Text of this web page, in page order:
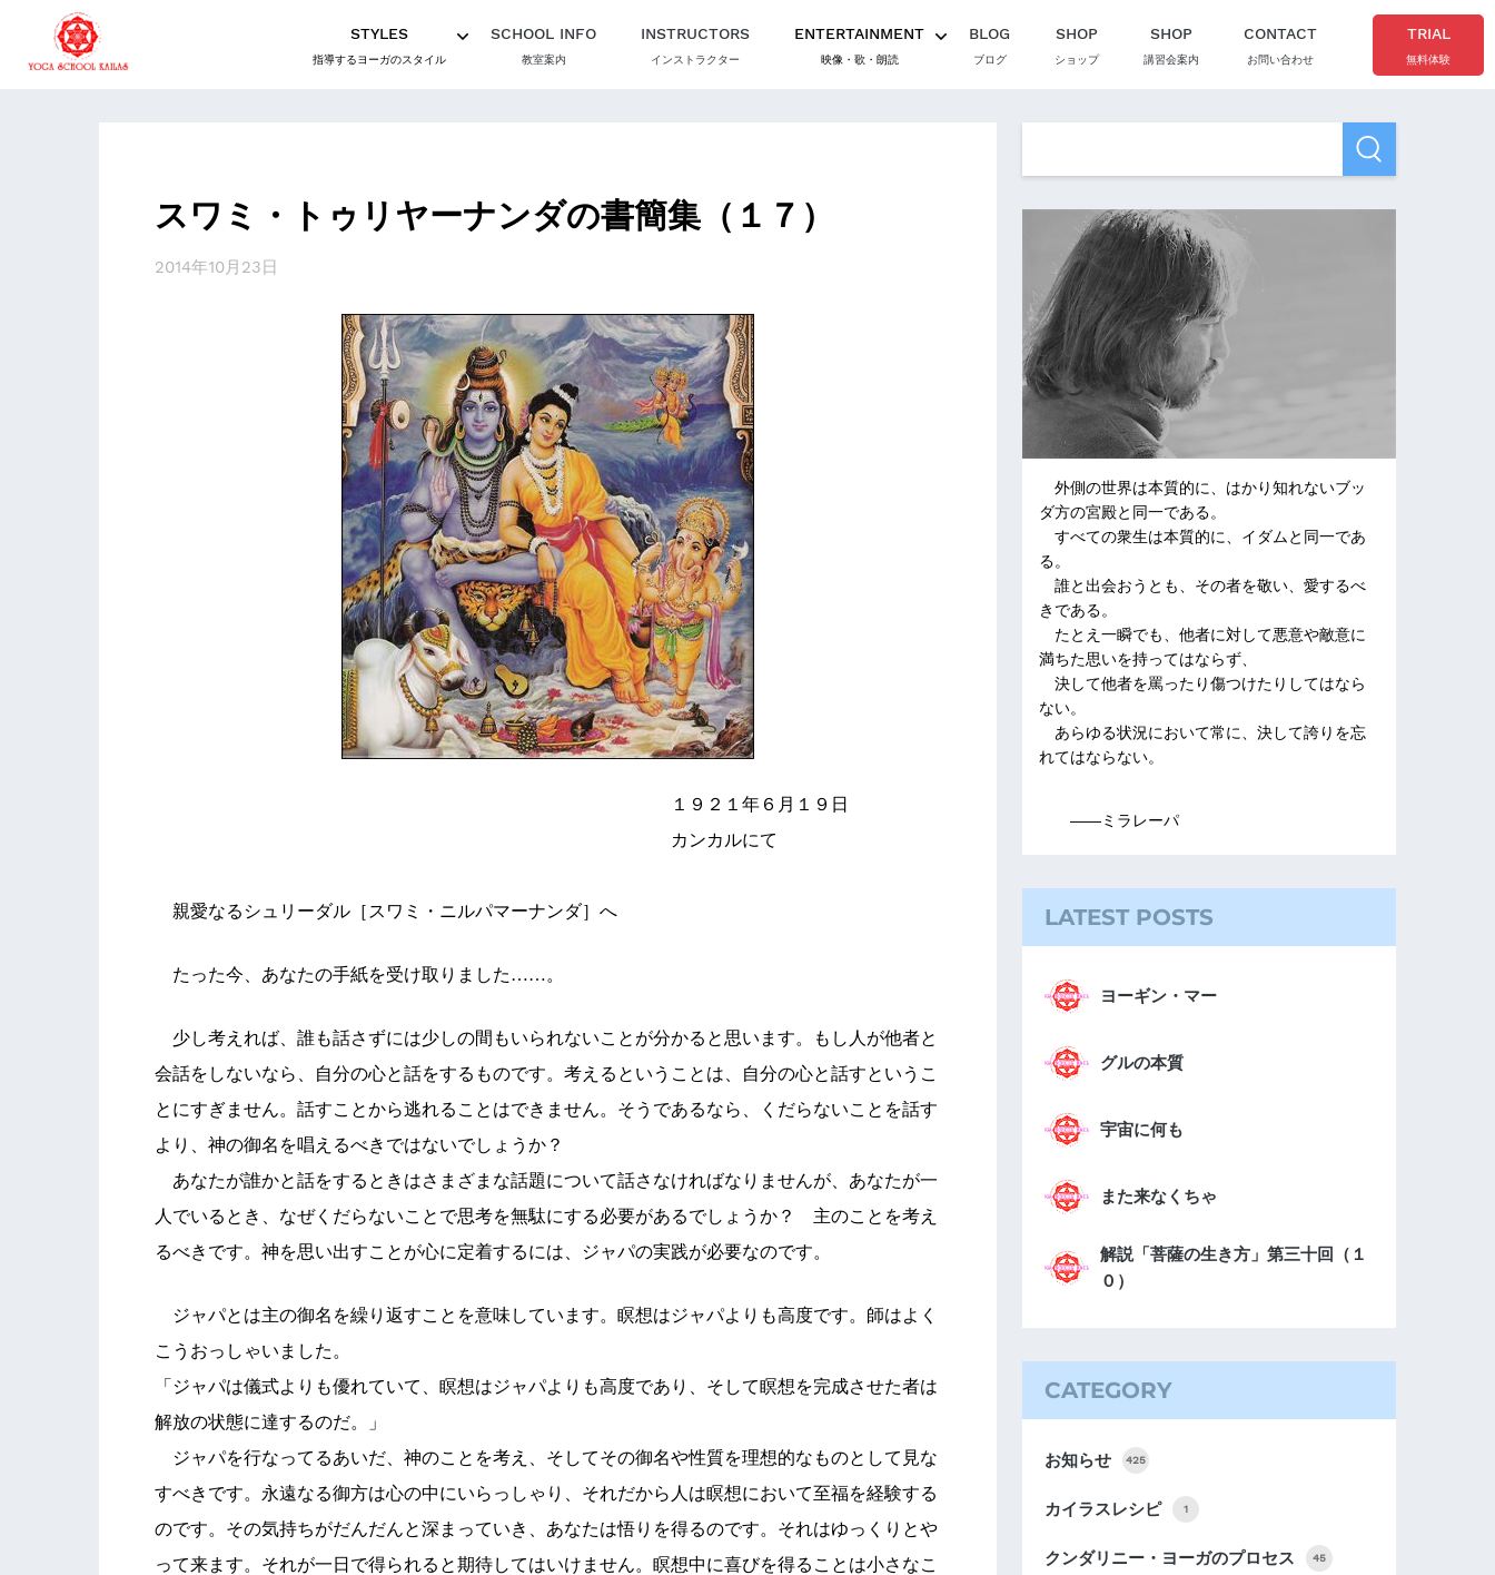
STYLES
指導するヨーガのスタイル
SCHOOL INFO
教室案内
INSTRUCTORS
インストラクター
ENTERTAINMENT
映像・歌・朗読
BLOG
ブログ
SHOP
ショップ
SHOP
講習会案内
CONTACT
お問い合わせ
TRIAL
無料体験
スワミ・トゥリヤーナンダの書簡集（１７）
2014年10月23日
１９２１年６月１９日
カンカルにて
親愛なるシュリーダル［スワミ・ニルパマーナンダ］へ
たった今、あなたの手紙を受け取りました……。
少し考えれば、誰も話さずには少しの間もいられないことが分かると思います。もし人が他者と
会話をしないなら、自分の心と話をするものです。考えるということは、自分の心と話すというこ
とにすぎません。話すことから逃れることはできません。そうであるなら、くだらないことを話す
より、神の御名を唱えるべきではないでしょうか？
あなたが誰かと話をするときはさまざまな話題について話さなければなりませんが、あなたが一
人でいるとき、なぜくだらないことで思考を無駄にする必要があるでしょうか？ 主のことを考え
るべきです。神を思い出すことが心に定着するには、ジャパの実践が必要なのです。
ジャパとは主の御名を繰り返すことを意味しています。瞑想はジャパよりも高度です。師はよく
こうおっしゃいました。
「ジャパは儀式よりも優れていて、瞑想はジャパよりも高度であり、そして瞑想を完成させた者は
解放の状態に達するのだ。」
ジャパを行なってるあいだ、神のことを考え、そしてその御名や性質を理想的なものとして見な
すべきです。永遠なる御方は心の中にいらっしゃり、それだから人は瞑想において至福を経験する
のです。その気持ちがだんだんと深まっていき、あなたは悟りを得るのです。それはゆっくりとや
って来ます。それが一日で得られると期待してはいけません。瞑想中に喜びを得ることは小さなこ
外側の世界は本質的に、はかり知れないブッ
ダ方の宮殿と同一である。
すべての衆生は本質的に、イダムと同一であ
る。
誰と出会おうとも、その者を敬い、愛するべ
きである。
たとえ一瞬でも、他者に対して悪意や敵意に
満ちた思いを持ってはならず、
決して他者を罵ったり傷つけたりしてはなら
ない。
あらゆる状況において常に、決して誇りを忘
れてはならない。
――ミラレーパ
LATEST POSTS
ヨーギン・マー
グルの本質
宇宙に何も
また来なくちゃ
解説「菩薩の生き方」第三十回（１
０）
CATEGORY
お知らせ 425
カイラスレシピ 1
クンダリニー・ヨーガのプロセス 45